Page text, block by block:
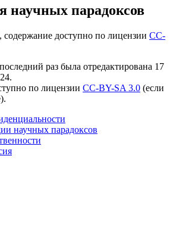
научных парадоксов
содержание доступно по лицензии CC-
раз была отредактирована 17
по лицензии CC-BY-SA 3.0 (если
научных парадоксов